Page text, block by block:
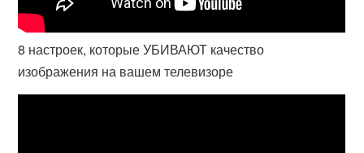
8 настроек, которые УБИВАЮТ качество
изображения на вашем телевизоре